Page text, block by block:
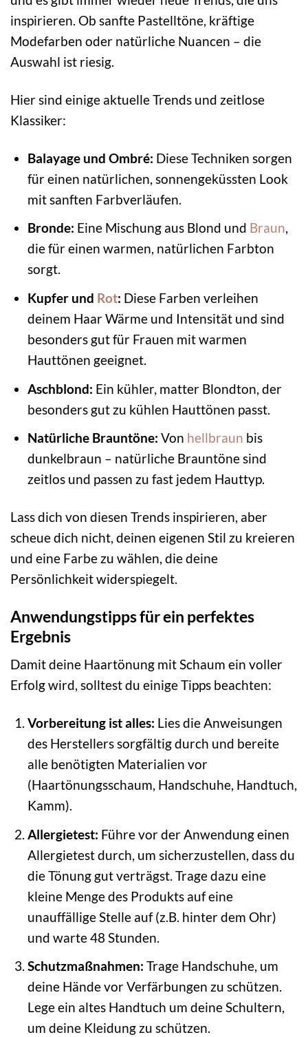
inspirieren. Ob sanfte Pastelltöne, kräftige
Modefarben oder natürliche Nuancen – die
Auswahl ist riesig.
Hier sind einige aktuelle Trends und zeitlose
Klassiker:
Balayage und Ombré: Diese Techniken sorgen
für einen natürlichen, sonnengeküssten Look
mit sanften Farbverläufen.
Bronde: Eine Mischung aus Blond und Braun,
die für einen warmen, natürlichen Farbton
sorgt.
Kupfer und Rot: Diese Farben verleihen
deinem Haar Wärme und Intensität und sind
besonders gut für Frauen mit warmen
Hauttönen geeignet.
Aschblond: Ein kühler, matter Blondton, der
besonders gut zu kühlen Hauttönen passt.
Natürliche Brauntöne: Von hellbraun bis
dunkelbraun – natürliche Brauntöne sind
zeitlos und passen zu fast jedem Hauttyp.
Lass dich von diesen Trends inspirieren, aber
scheue dich nicht, deinen eigenen Stil zu kreieren
und eine Farbe zu wählen, die deine
Persönlichkeit widerspiegelt.
Anwendungstipps für ein perfektes
Ergebnis
Damit deine Haartönung mit Schaum ein voller
Erfolg wird, solltest du einige Tipps beachten:
Vorbereitung ist alles: Lies die Anweisungen
des Herstellers sorgfältig durch und bereite
alle benötigten Materialien vor
(Haartönungsschaum, Handschuhe, Handtuch,
Kamm).
Allergietest: Führe vor der Anwendung einen
Allergietest durch, um sicherzustellen, dass du
die Tönung gut verträgst. Trage dazu eine
kleine Menge des Produkts auf eine
unauffällige Stelle auf (z.B. hinter dem Ohr)
und warte 48 Stunden.
Schutzmaßnahmen: Trage Handschuhe, um
deine Hände vor Verfärbungen zu schützen.
Lege ein altes Handtuch um deine Schultern,
um deine Kleidung zu schützen.